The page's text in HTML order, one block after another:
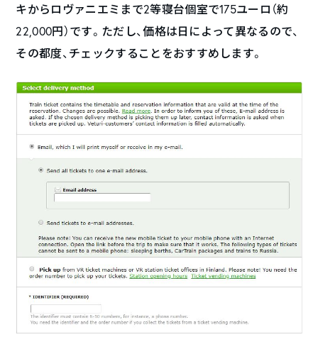
キからロヴァニエミまで2等寝台個室で175ユーロ（約
22,000円）です。ただし、価格は日によって異なるので、
その都度、チェックすることをおすすめします。